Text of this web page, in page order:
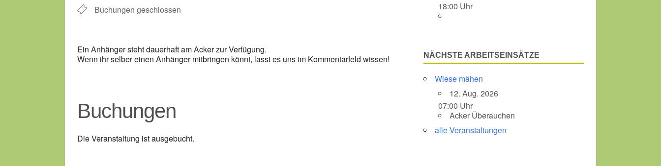
Buchungen geschlossen
Ein Anhänger steht dauerhaft am Acker zur Verfügung.
Wenn ihr selber einen Anhänger mitbringen könnt, lasst es uns im Kommentarfeld wissen!
Buchungen
Die Veranstaltung ist ausgebucht.
18:00 Uhr
NÄCHSTE ARBEITSEINSÄTZE
Wiese mähen
12. Aug. 2026
07:00 Uhr
Acker Überauchen
alle Veranstaltungen